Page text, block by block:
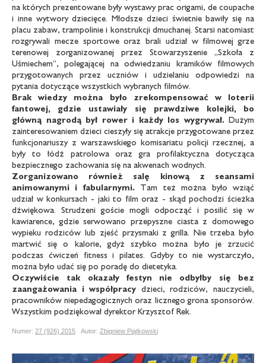
na których prezentowane były wystawy prac origami, de coupache
i inne wytwory dziecięce. Młodsze dzieci świetnie bawiły się na
placu zabaw, trampolinie i konstrukcji dmuchanej. Starsi natomiast
rozgrywali mecze sportowe oraz brali udział w filmowej grze
terenowej zorganizowanej przez Stowarzyszenie „Szkoła z
Uśmiechem”, polegającej na odwiedzaniu kramików filmowych
przygotowanych przez uczniów i udzielaniu odpowiedzi na
pytania dotyczące wszystkich wybranych filmów.
Brak wiedzy można było zrekompensować
w loterii
fantowej, gdzie ustawiały
się prawdziwe kolejki, bo
główną nagrodą był rower i każdy los wygrywał.Dużym
zainteresowaniem dzieci cieszyły się atrakcje przygotowane przez
funkcjonariuszy z warszawskiego komisariatu policji rzecznej, a
były to łódź patrolowa oraz gra profilaktyczna dotycząca
bezpiecznego zachowania się na akwenach wodnych.
Zorganizowano również salę kinową
z seansami
animowanymi i fabularnymi.Tam też można było wziąć
udział w konkursach - jaki to film oraz - skąd pochodzi ścieżka
dźwiękowa. Strudzeni goście mogli odpocząć i posilić się w
kawiarence, gdzie serwowano przepyszne ciasta z domowego
wypieku rodziców lub zjeść przysmaki z grilla. Nie trzeba było
martwić się o kalorie, gdyż szybko można było je zrzucić
podczas ćwiczeń fitness i pilates. Gdyby to nie wystarczyło,
można było udać się po poradę do dietetyka.
Oczywiście tak okazały festyn nie odbyłby się bez
zaangażowania i współpracy dzieci, rodziców, nauczycieli,
pracowników niepedagogicznych oraz licznego grona sponsorów.
Wszystkim podziękował dyrektor Krzysztof Rek.
Numer: 27 (926) 2015 Autor: Zbigniew Piątkowski